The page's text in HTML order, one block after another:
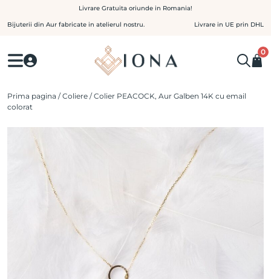
to
Livrare Gratuita oriunde in Romania!
Bijuterii din Aur fabricate in atelierul nostru. Livrare in UE prin DHL
0
Prima pagina /Coliere / Colier PEACOCK, Aur Galben 14K cu email
colorat